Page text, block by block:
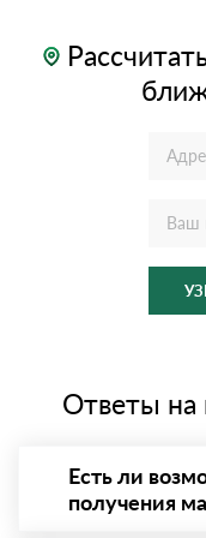
Ответы на
Есть ли
получения